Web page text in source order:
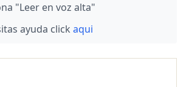
"Leer en voz alta"
ayuda click aqui